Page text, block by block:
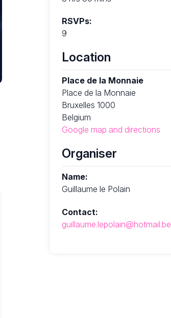
RSVPs:
9
Location
Place de la Monnaie
Place de la Monnaie
Bruxelles 1000
Belgium
Google map and directions
Organiser
Name:
Guillaume le Polain
Contact:
guillaume.lepolain@hotmail.be